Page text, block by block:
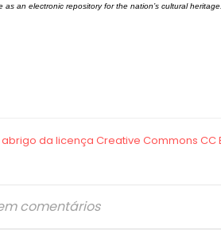
an electronic repository for the nation’s cultural heritage.
comentários